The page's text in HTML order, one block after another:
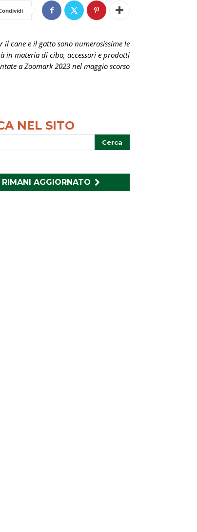
il cane e il gatto sono numerosissime le
in materia di cibo, accessori e prodotti
a Zoomark 2023 nel maggio scorso
NEL SITO
RIMANI AGGIORNATO